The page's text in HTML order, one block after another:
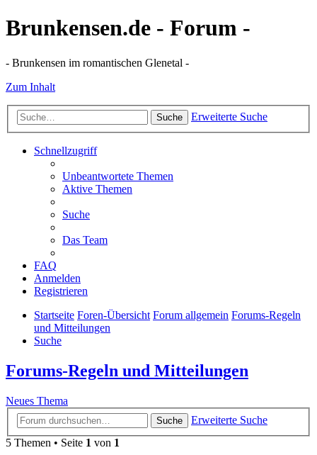
Brunkensen.de - Forum -
- Brunkensen im romantischen Glenetal -
Zum Inhalt
Suche Erweiterte Suche
Schnellzugriff
Unbeantwortete Themen
Aktive Themen
Suche
Das Team
FAQ
Anmelden
Registrieren
Startseite Foren-Übersicht Forum allgemein Forums-Regeln
und Mitteilungen
Suche
Forums-Regeln und Mitteilungen
Neues Thema
Suche
Erweiterte Suche
5 Themen • Seite 1 von 1